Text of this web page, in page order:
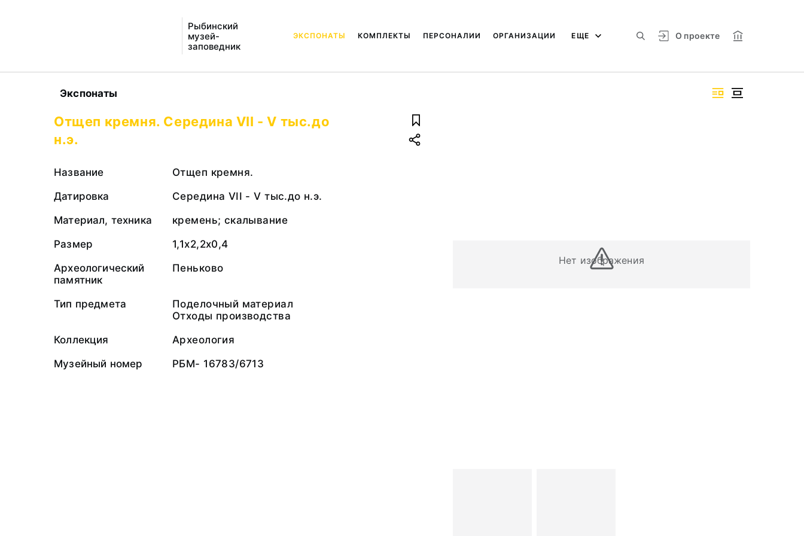
Рыбинский
музей-
заповедник
О проекте
ЭКСПОНАТЫ КОМПЛЕКТЫ ПЕРСОНАЛИИ ОРГАНИЗАЦИИ ЕЩЕ
Экспонаты
Нет изображения
Отщеп кремня. Середина VII - V тыс.до
н.э.
Название
Отщеп кремня.
Датировка
Середина VII - V тыс.до н.э.
Материал, техника
кремень; скалывание
Размер
1,1х2,2х0,4
Археологический
памятник
Пеньково
Тип предмета
Поделочный материал
Отходы производства
Коллекция
Археология
Музейный номер
РБМ- 16783/6713